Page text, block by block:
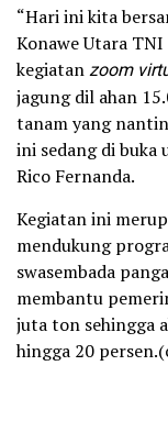
“Hari ini kita
Konawe Utara
kegiatanzoom
jagung dil ahan
tanam yang
ini sedang di buka
Rico Fernanda.
Kegiatan ini
mendukung
swasembada
membantu
juta ton sehingga
hingga 20